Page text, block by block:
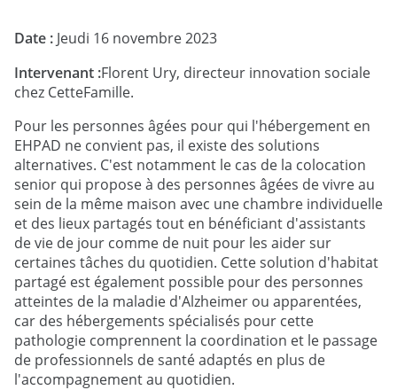
Date : Jeudi 16 novembre 2023
Intervenant :Florent Ury, directeur innovation sociale
chez CetteFamille.
Pour les personnes âgées pour qui l'hébergement en
EHPAD ne convient pas, il existe des solutions
alternatives. C'est notamment le cas de la colocation
senior qui propose à des personnes âgées de vivre au
sein de la même maison avec une chambre individuelle
et des lieux partagés tout en bénéficiant d'assistants
de vie de jour comme de nuit pour les aider sur
certaines tâches du quotidien. Cette solution d'habitat
partagé est également possible pour des personnes
atteintes de la maladie d'Alzheimer ou apparentées,
car des hébergements spécialisés pour cette
pathologie comprennent la coordination et le passage
de professionnels de santé adaptés en plus de
l'accompagnement au quotidien.